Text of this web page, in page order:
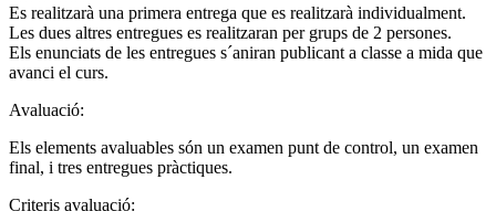
Es realitzarà una primera entrega que es realitzarà individualment.
Les dues altres entregues es realitzaran per grups de 2 persones.
Els enunciats de les entregues s´aniran publicant a classe a mida que
avanci el curs.
Avaluació:
Els elements avaluables són un examen punt de control, un examen
final, i tres entregues pràctiques.
Criteris avaluació: